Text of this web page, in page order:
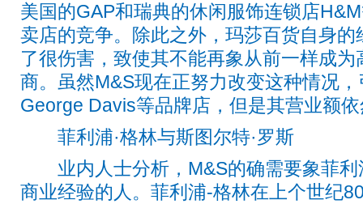
美国的GAP和瑞典的休闲服饰连锁店
卖店的竞争。除此之外，玛莎百货自身
了很伤害，致使其不能再象从前一样成
商。虽然M&S现在正努力改变这种情况
George Davis等品牌店，但是其营业额
菲利浦·格林与斯图尔特·罗斯
业内人士分析，M&S的确需要象菲利
商业经验的人。菲利浦-格林在上个世纪